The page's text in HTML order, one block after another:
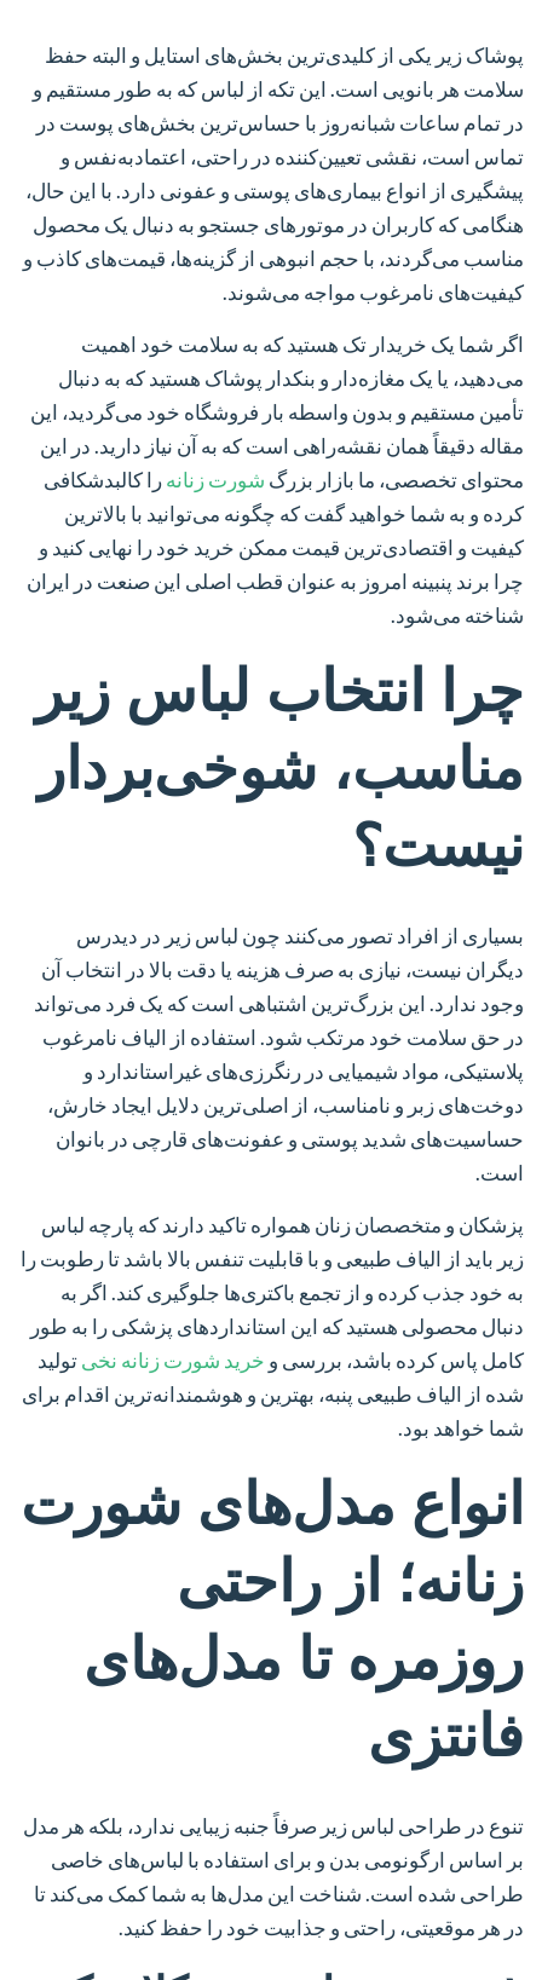
پوشاک زیر یکی از کلیدی‌ترین بخش‌های استایل و البته حفظ
سلامت هر بانویی است. این تکه از لباس که به طور مستقیم و
در تمام ساعات شبانه‌روز با حساس‌ترین بخش‌های پوست در
تماس است، نقشی تعیین‌کننده در راحتی، اعتمادبه‌نفس و
پیشگیری از انواع بیماری‌های پوستی و عفونی دارد. با این حال،
هنگامی که کاربران در موتورهای جستجو به دنبال یک محصول
مناسب می‌گردند، با حجم انبوهی از گزینه‌ها، قیمت‌های کاذب و
کیفیت‌های نامرغوب مواجه می‌شوند.
اگر شما یک خریدار تک هستید که به سلامت خود اهمیت
می‌دهید، یا یک مغازه‌دار و بنکدار پوشاک هستید که به دنبال
تأمین مستقیم و بدون واسطه بار فروشگاه خود می‌گردید، این
مقاله دقیقاً همان نقشه‌راهی است که به آن نیاز دارید. در این
محتوای تخصصی، ما بازار بزرگ شورت زنانهرا کالبدشکافی
کرده و به شما خواهید گفت که چگونه می‌توانید با بالاترین
کیفیت و اقتصادی‌ترین قیمت ممکن خرید خود را نهایی کنید و
چرا برند پنبینه امروز به عنوان قطب اصلی این صنعت در ایران
شناخته می‌شود.
چرا انتخاب لباس زیر
مناسب، شوخی‌بردار
نیست؟
بسیاری از افراد تصور می‌کنند چون لباس زیر در دیدرس
دیگران نیست، نیازی به صرف هزینه یا دقت بالا در انتخاب آن
وجود ندارد. این بزرگ‌ترین اشتباهی است که یک فرد می‌تواند
در حق سلامت خود مرتکب شود. استفاده از الیاف نامرغوب
پلاستیکی، مواد شیمیایی در رنگرزی‌های غیراستاندارد و
دوخت‌های زبر و نامناسب، از اصلی‌ترین دلایل ایجاد خارش،
حساسیت‌های شدید پوستی و عفونت‌های قارچی در بانوان
است.
پزشکان و متخصصان زنان همواره تاکید دارند که پارچه لباس
زیر باید از الیاف طبیعی و با قابلیت تنفس بالا باشد تا رطوبت را
به خود جذب کرده و از تجمع باکتری‌ها جلوگیری کند. اگر به
دنبال محصولی هستید که این استانداردهای پزشکی را به طور
کامل پاس کرده باشد، بررسی و خرید شورت زنانه نخیتولید
شده از الیاف طبیعی پنبه، بهترین و هوشمندانه‌ترین اقدام برای
شما خواهد بود.
انواع مدل‌های شورت
زنانه؛ از راحتی
روزمره تا مدل‌های
فانتزی
تنوع در طراحی لباس زیر صرفاً جنبه زیبایی ندارد، بلکه هر مدل
بر اساس ارگونومی بدن و برای استفاده با لباس‌های خاصی
طراحی شده است. شناخت این مدل‌ها به شما کمک می‌کند تا
در هر موقعیتی، راحتی و جذابیت خود را حفظ کنید.